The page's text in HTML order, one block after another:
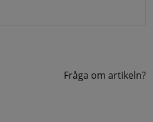
Fråga om artikeln?